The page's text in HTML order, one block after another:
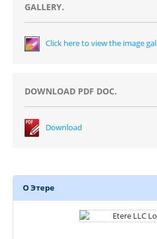
GALLERY.
Click here to view the image
DOWNLOAD PDF DOC.
Download
O Этере